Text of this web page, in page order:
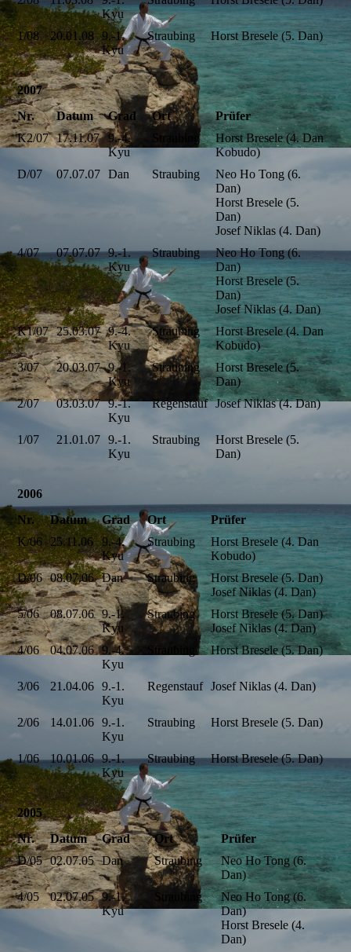
Kyu
1/08 20.01.08 9.-1.
Kyu
Straubing Horst Bresele (5. Dan)
2007
Nr.
Datum Grad Ort
Prüfer
K2/07 17.11.07
9.-4.
Kyu
Straubing
Horst Bresele (4. Dan
Kobudo)
D/07
07.07.07 Dan Straubing
Neo Ho Tong (6.
Dan)
Horst Bresele (5.
Dan)
Josef Niklas (4. Dan)
4/07
07.07.07 9.-1.
Kyu
Straubing
Neo Ho Tong (6.
Dan)
Horst Bresele (5.
Dan)
Josef Niklas (4. Dan)
K1/07 25.03.07 9.-4.
Kyu
Straubing
Horst Bresele (4. Dan
Kobudo)
3/07
20.03.07 9.-1.
Kyu
Straubing
Horst Bresele (5.
Dan)
2/07
03.03.07 9.-1.
Kyu
Regenstauf Josef Niklas (4. Dan)
1/07 21.01.07
9.-1.
Kyu
Straubing
Horst Bresele (5.
Dan)
2006
Nr.
Datum Grad Ort
Prüfer
K/06
25.11.06
9.-4.
Kyu
Straubing
Horst Bresele (4. Dan
Kobudo)
D/06 08.07.06 Dan Straubing
Horst Bresele (5. Dan)
Josef Niklas (4. Dan)
5/06
08.07.06 9.-1.
Kyu
Straubing
Horst Bresele (5. Dan)
Josef Niklas (4. Dan)
4/06
04.07.06 9.-4.
Kyu
Horst Bresele (5. Dan)
3/06 21.04.06
9.-1.
Kyu
Regenstauf Josef Niklas (4. Dan)
2/06 14.01.06
9.-1.
Kyu
Straubing Horst Bresele (5. Dan)
1/06 10.01.06 9.-1.
Kyu
Straubing Horst Bresele (5. Dan)
2005
Nr.
Datum Grad Ort
Prüfer
D/05 02.07.05 Dan Straubing
Neo Ho Tong (6.
Dan)
4/05
02.07.05 9.-1.
Kyu
Straubing
Neo Ho Tong (6.
Dan)
Horst Bresele (4.
Dan)